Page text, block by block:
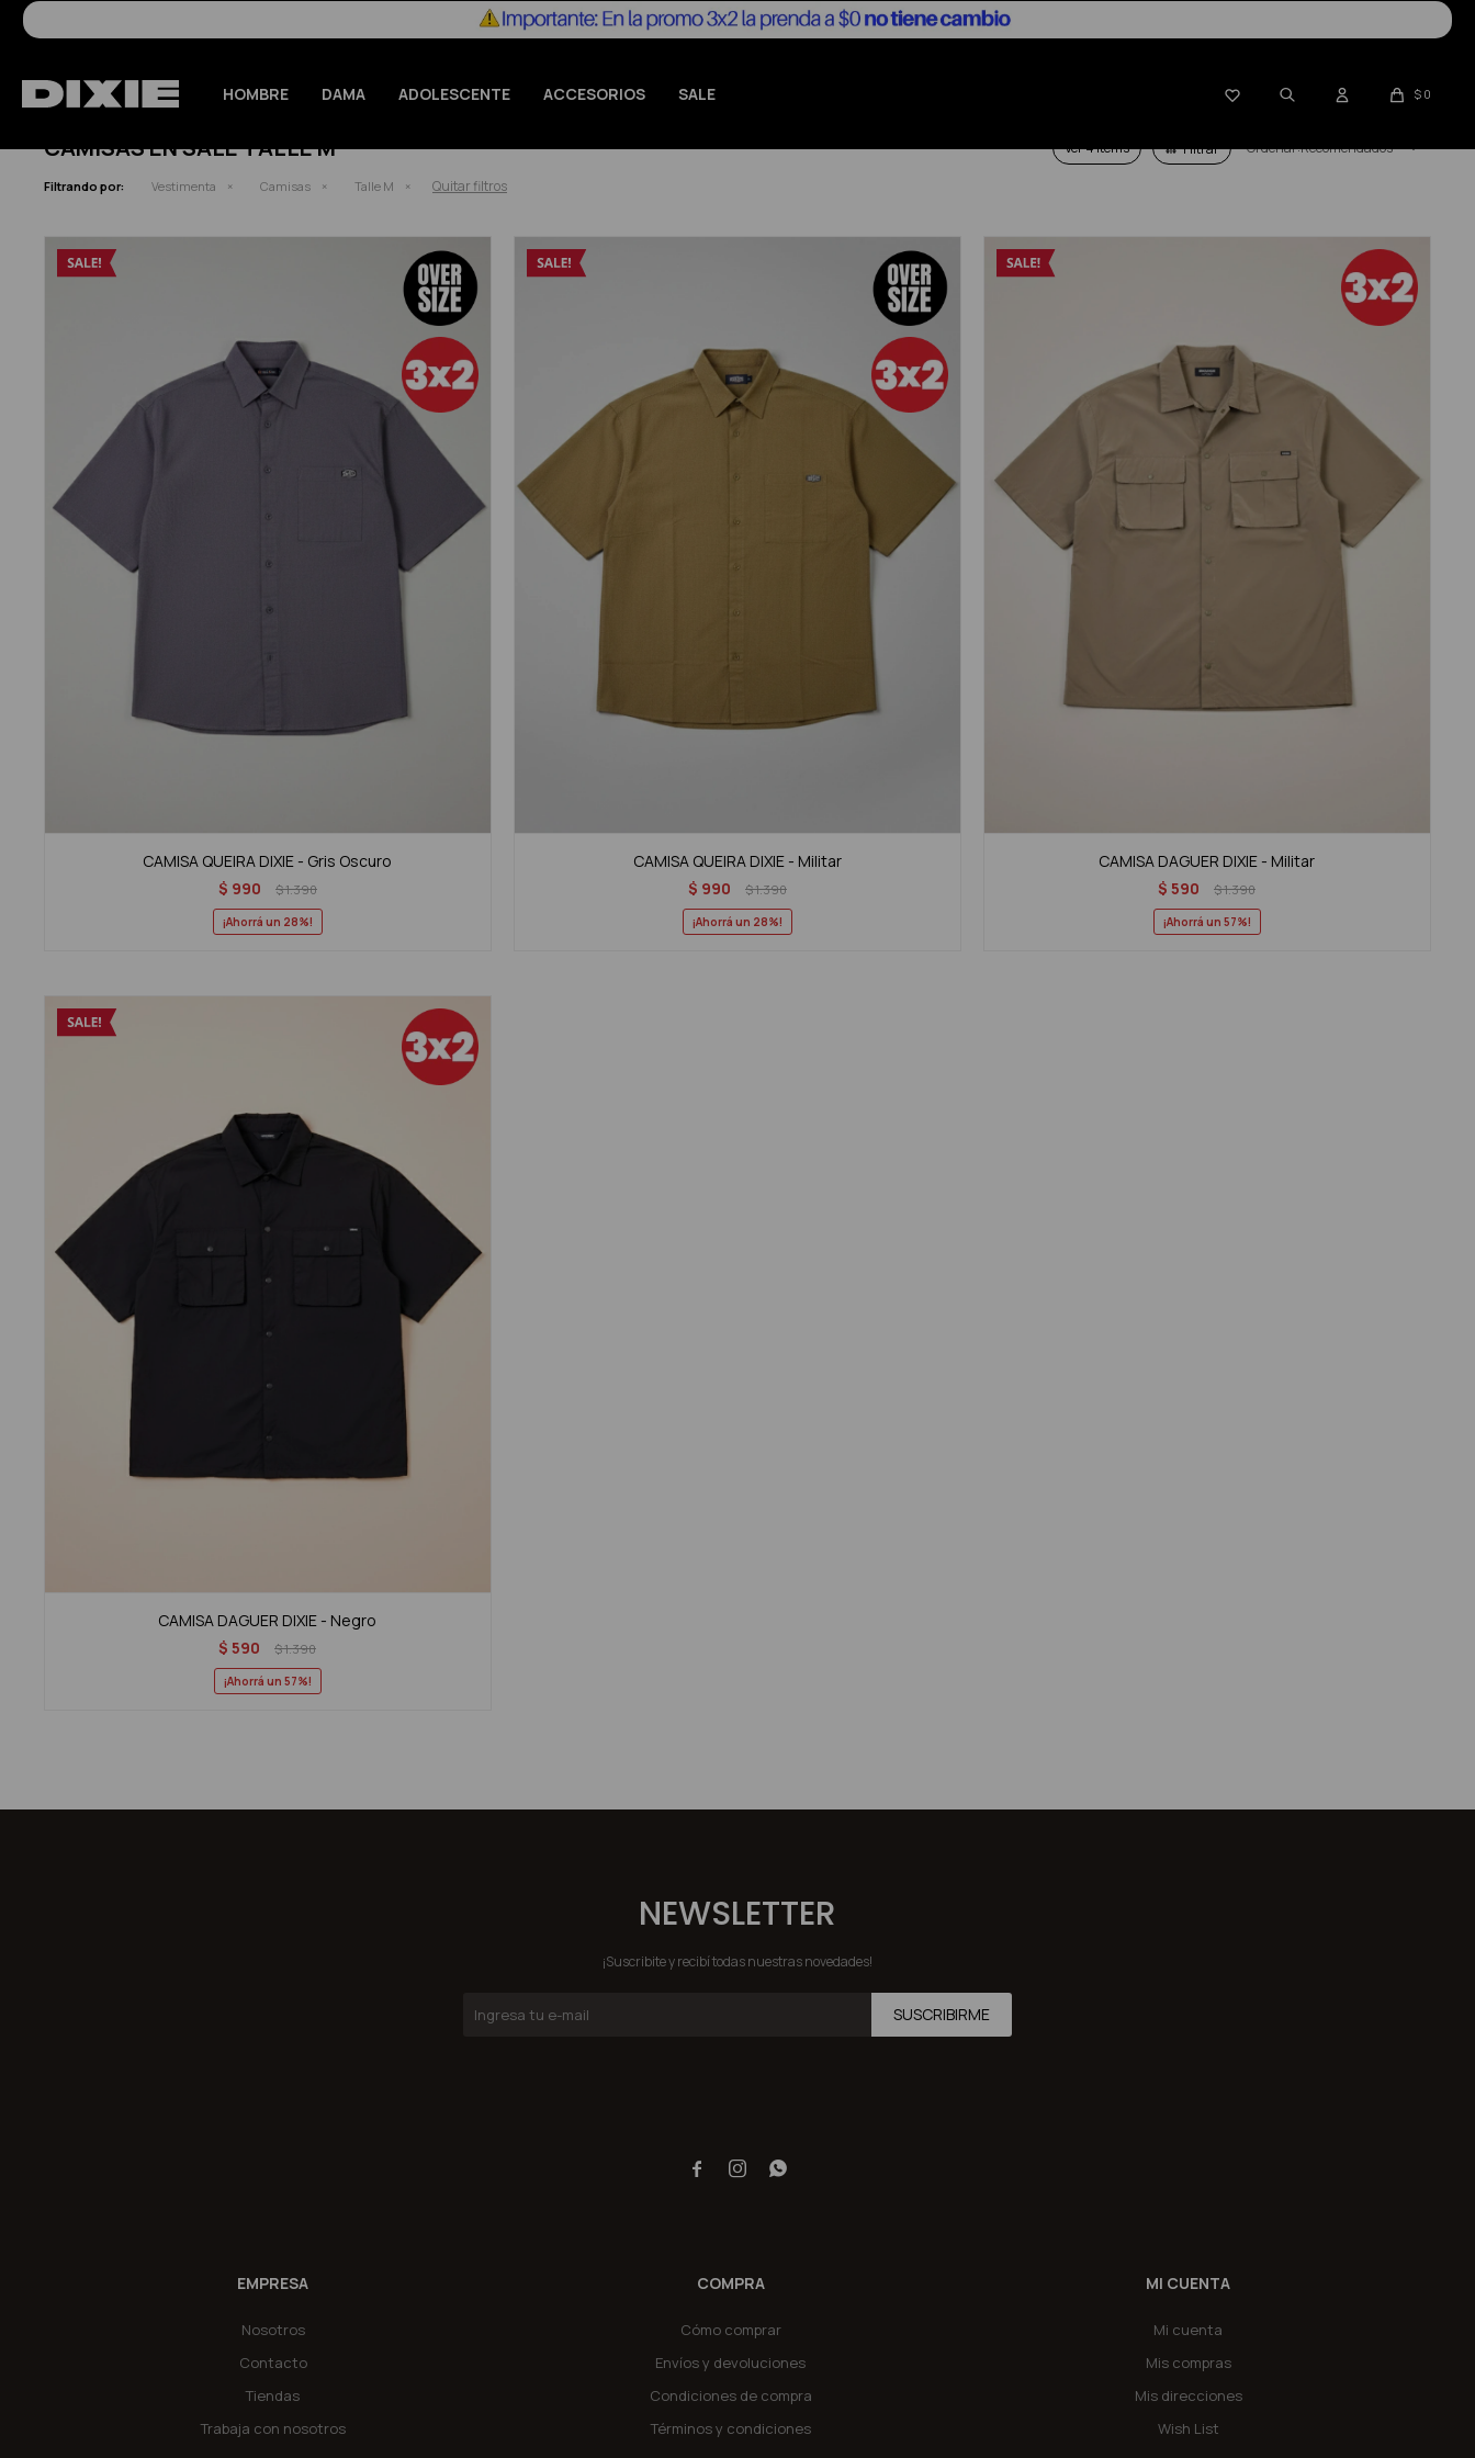
HOMBRE DAMA ADOLESCENTE ACCESORIOS SALE  $ 0
CAMISAS EN SALE TALLE M Ver Recomendados
Filtrando por: Vestimenta Camisas Talle M Quitar filtros
CAMISA QUEIRA DIXIE - Gris Oscuro
$ 990 $1.390
28
CAMISA QUEIRA DIXIE - Militar
$ 990 $1.390
28
CAMISA DAGUER DIXIE - Militar
$ 590 $1.390
57
CAMISA DAGUER DIXIE - Negro
$ 590 $1.390
57
EMPRESA
Nosotros
Contacto
Tiendas
Trabaja con nosotros
COMPRA
Cómo comprar
Envíos y devoluciones
Condiciones de compra
Términos y condiciones
MI CUENTA
Mi cuenta
Mis compras
Mis direcciones
Wish List
NEWSLETTER
¡Suscribite y recibí todas nuestras novedades!
SUSCRIBIRME
  